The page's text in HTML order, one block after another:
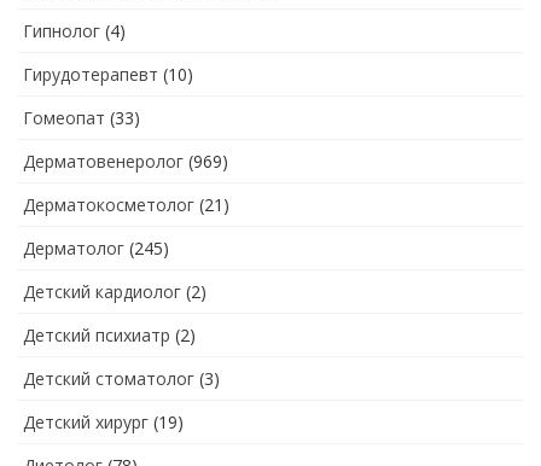
Гипнолог (4)
Гирудотерапевт (10)
Гомеопат (33)
Дерматовенеролог (969)
Дерматокосметолог (21)
Дерматолог (245)
Детский кардиолог (2)
Детский психиатр (2)
Детский стоматолог (3)
Детский хирург (19)